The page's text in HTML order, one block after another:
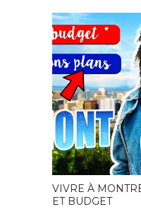
VIVRE À
ET BUDGET